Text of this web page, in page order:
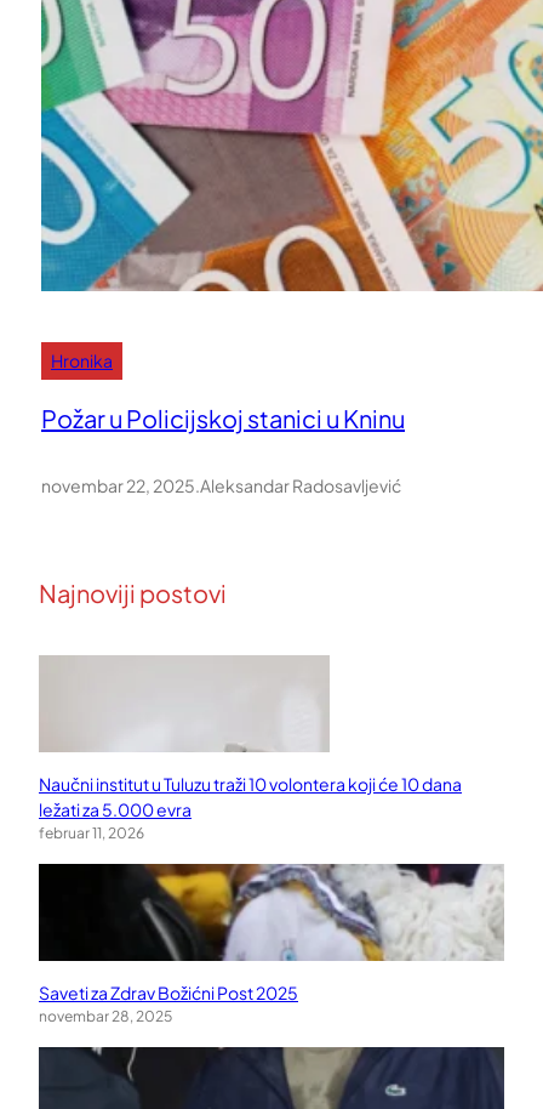
Hronika
Požar u Policijskoj stanici u Kninu
novembar 22, 2025.Aleksandar Radosavljević
Najnoviji postovi
Naučni institut u Tuluzu traži 10 volontera koji će 10 dana
ležati za 5.000 evra
februar 11, 2026
Saveti za Zdrav Božićni Post 2025
novembar 28, 2025